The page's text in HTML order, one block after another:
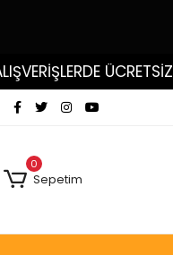
ÜCRETSİZ
0
Sepetim